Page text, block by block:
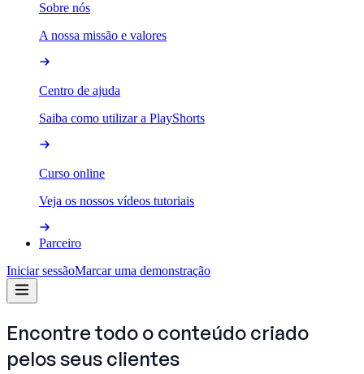
Sobre nós
A nossa missão e valores
Centro de ajuda
Saiba como utilizar a PlayShorts
Curso online
Veja os nossos vídeos tutoriais
Parceiro
Iniciar sessãoMarcar uma demonstração
Encontre todo o conteúdo criado
pelosseus clientes